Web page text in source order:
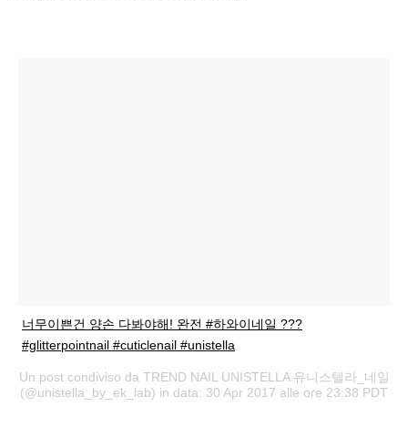
너무이쁜건 양손 다봐야해! 완전 #하와이네일 ???
#glitterpointnail #cuticlenail #unistella
Un post condiviso da TREND NAIL UNISTELLA 유니스텔라_네일
(@unistella_by_ek_lab) in data: 30 Apr 2017 alle ore 23:38 PDT